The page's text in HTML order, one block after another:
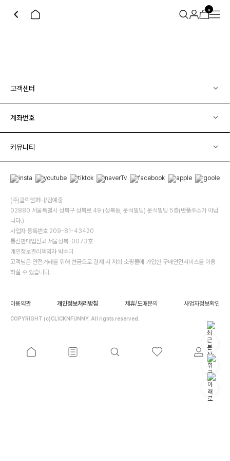
0
고객센터
계좌번호
커뮤니티
(주)클릭앤퍼니/김예중
02880 서울특별시 성북구 성북로 49 (성북동, 운석빌딩) 운석빌딩 5층(반품주소가 아닙
니다.)
사업자 등록번호 209-81-43420
통신판매업신고 서울성북-0073호
개인정보관리책임자 박수미
고객님은 안전거래를 위해 현금으로 결제 시 저희 소핑몰에 가입한 구매안전서비스를 이용
하실 수 있습니다.
이용약관 개인정보처리방침 제휴/도매문의 사업자정보확인
COPYRIGHT (c)CLICKNFUNNY. All rights reserved.